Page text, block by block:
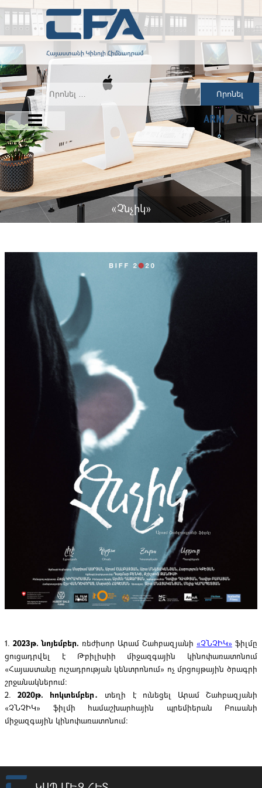
Որոնել
ARM ENG
«Չնչիկ»
1. 2023թ. նոյեմբեր. ռեժիսոր Արամ Շահբազյանի «ՉՆՉԻԿ» ֆիլմը
ցուցադրվել է Թբիլիսիի միջազգային կինոփառատոնում
«Հայաստանը ուշադրության կենտրոնում» ոչ մրցույթային ծրագրի
շրջանակներում:
2.2020թ. հոկտեմբեր․
տեղի է ունեցել Արամ Շահբազյանի
«ՉՆՉԻԿ» ֆիլմի համաշխարհային պրեմիերան Բուսանի
միջազգային կինոփառատոնում: